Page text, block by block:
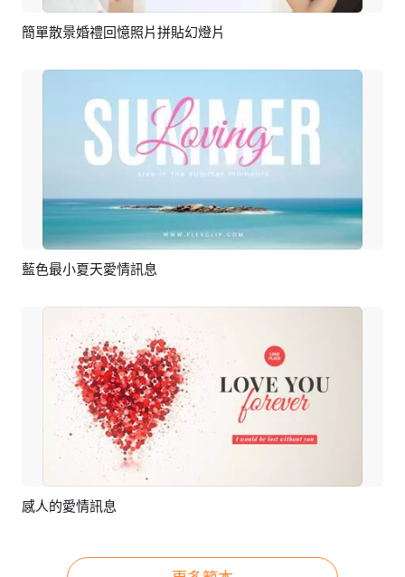
預覽 AI剪同款
簡單散景婚禮回憶照片拼貼幻燈片
預覽
藍色最小夏天愛情訊息
感人的愛情訊息